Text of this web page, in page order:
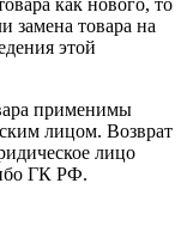
замена товара на
этой
применимы
лицом. Возврат
лицо
ГК РФ.